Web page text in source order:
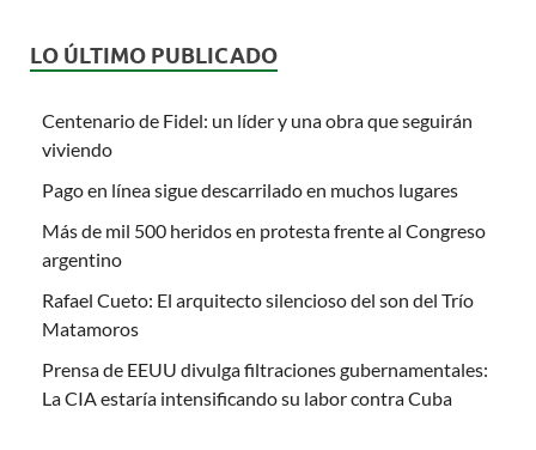
LO ÚLTIMO PUBLICADO
Centenario de Fidel: un líder y una obra que seguirán
viviendo
Pago en línea sigue descarrilado en muchos lugares
Más de mil 500 heridos en protesta frente al Congreso
argentino
Rafael Cueto: El arquitecto silencioso del son del Trío
Matamoros
Prensa de EEUU divulga filtraciones gubernamentales:
La CIA estaría intensificando su labor contra Cuba